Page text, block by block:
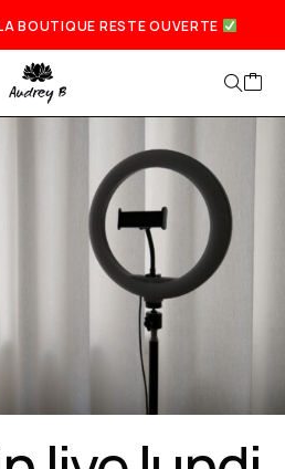
BOUTIQUE RESTE OUVERTE